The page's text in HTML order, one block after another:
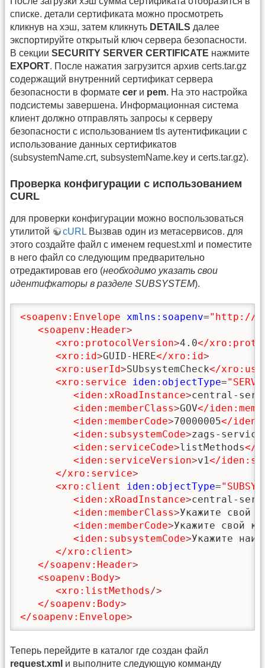
списке. детали сертификата можно просмотреть
кликнув на хэш, затем кликнуть DETAILS далее
экспортируйте открытый ключ сервера безопасности.
В секции SECURITY SERVER CERTIFICATE нажмите
EXPORT. После нажатия загрузится архив certs.tar.gz
содержащий внутренний сертификат сервера
безопасности в формате cer и pem. На это настройка
подсистемы завершена. Информационная система
клиент должно отправлять запросы к серверу
безопасности с использованием tls аутентификации с
использование данных сертификатов
(subsystemName.crt, subsystemName.key и certs.tar.gz).
Проверка конфигурации с использованием
CURL
для проверки конфигурации можно воспользоваться
утилитой
cURL Вызвав один из метасервисов. для
этого создайте файл с именем request.xml и поместите
в него файл со следующим предварительно
отредактировав его (необходимо указать свои
идентифкаторы в разделе SUBSYSTEM).
<soapenv:Envelope xmlns:soapenv="http://
<soapenv:Header>
<xro:protocolVersion>4.0</
<xro:id>GUID-HERE</xro:id>
<xro:userId>SUbsystemCheck</
<xro:service
iden:objectType=
<iden:xRoadInstance>central-
<iden:memberClass>GOV</
<iden:memberCode>70000005</
<iden:subsystemCode>zags-service
<iden:serviceCode>listMethods</
<iden:serviceVersion>v1</
</xro:service>
<xro:client
iden:objectType=
<iden:xRoadInstance>central-
<iden:memberClass>Укажите свой
<iden:memberCode>Укажите свой
<iden:subsystemCode>Укажите
</xro:client>
</soapenv:Header>
<soapenv:Body>
<xro:listMethods/>
</soapenv:Body>
</soapenv:Envelope>
Теперь перейдите в каталог где создан файл
request.xml и выполните следующую комманду